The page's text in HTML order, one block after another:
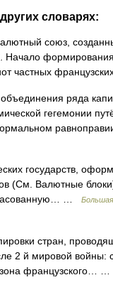
словарях:
союз,
Начало
частных
ряда
гегемонии
государств,
(См. Валютные
…
стран,
2 й мировой войны:
зона французского… …